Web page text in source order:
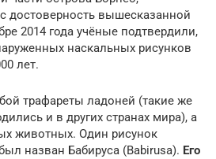
достоверность вышесказанной
2014 года учёные подтвердили,
наскальных рисунков
лет.
трафареты ладоней (такие же
и в других странах мира), а
животных. Один рисунок
назван Бабируса (Babirusa). Его